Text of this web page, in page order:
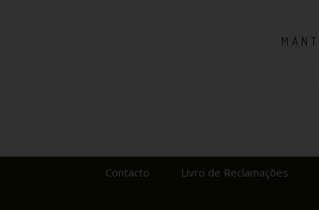
Contacto Livro de Reclamações